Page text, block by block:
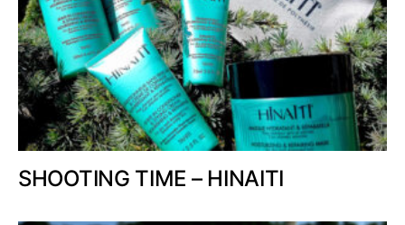
SHOOTING TIME – HINAITI